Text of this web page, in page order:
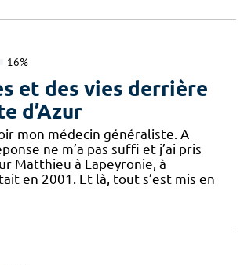
16%
et des vies derrière
d’Azur
mon médecin généraliste. A
ne m’a pas suffi et j’ai pris
Matthieu à Lapeyronie, à
en 2001. Et là, tout s’est mis en